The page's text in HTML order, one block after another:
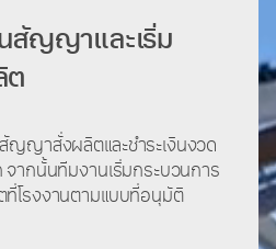
นสัญญาและเริ่ม
ต
สัญญาสั่งผลิตและชำระเงินงวด
จากนั้นทีมงานเริ่มกระบวนการ
ที่โรงงานตามแบบที่อนุมัติ